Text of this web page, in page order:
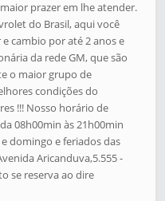
prazer em lhe atender.
do Brasil, aqui você
cambio por até 2 anos e
da rede GM, que são
o maior grupo de
condições do
!!! Nosso horário de
08h00min às 21h00min
domingo e feriados das
Aricanduva,5.555 -
se reserva ao dire